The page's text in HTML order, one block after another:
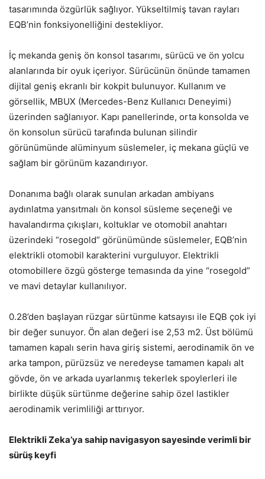
tasarımında özgürlük sağlıyor. Yükseltilmiş tavan rayları
EQB’nin fonksiyonelliğini destekliyor.
İç mekanda geniş ön konsol tasarımı, sürücü ve ön yolcu
alanlarında bir oyuk içeriyor. Sürücünün önünde tamamen
dijital geniş ekranlı bir kokpit bulunuyor. Kullanım ve
görsellik, MBUX (Mercedes-Benz Kullanıcı Deneyimi)
üzerinden sağlanıyor. Kapı panellerinde, orta konsolda ve
ön konsolun sürücü tarafında bulunan silindir
görünümünde alüminyum süslemeler, iç mekana güçlü ve
sağlam bir görünüm kazandırıyor.
Donanıma bağlı olarak sunulan arkadan ambiyans
aydınlatma yansıtmalı ön konsol süsleme seçeneği ve
havalandırma çıkışları, koltuklar ve otomobil anahtarı
üzerindeki “rosegold” görünümünde süslemeler, EQB’nin
elektrikli otomobil karakterini vurguluyor. Elektrikli
otomobillere özgü gösterge temasında da yine “rosegold”
ve mavi detaylar kullanılıyor.
0.28’den başlayan rüzgar sürtünme katsayısı ile EQB çok iyi
bir değer sunuyor. Ön alan değeri ise 2,53 m2. Üst bölümü
tamamen kapalı serin hava giriş sistemi, aerodinamik ön ve
arka tampon, pürüzsüz ve neredeyse tamamen kapalı alt
gövde, ön ve arkada uyarlanmış tekerlek spoylerleri ile
birlikte düşük sürtünme değerine sahip özel lastikler
aerodinamik verimliliği arttırıyor.
Elektrikli Zeka’ya sahip navigasyon sayesinde verimli bir
sürüş keyfi